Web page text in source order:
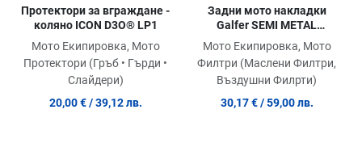
Протектори за вграждане -
коляно ICON D3O® LP1
Мото Екипировка, Мото
Протектори (Гръб • Гърди •
Слайдери)
20,00 € / 39,12 лв.
Задни мото накладки
Galfer SEMI METAL
FD251G1054
Мото Екипировка, Мото
Филтри (Маслени Филтри,
Въздушни Филрти)
30,17 € / 59,00 лв.